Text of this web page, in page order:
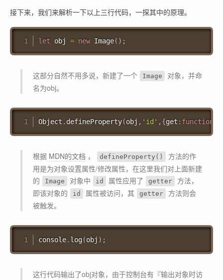
接下来，我们来解析一下以上三行代码，一探其中的原理。
let obj = new Image( ) ;
这部分自然不用多说，新建了一个 Image
对象，并命
名为obj。
Object . defineProperty(obj , 'id' , {get : function
根据 MDN的文档 ， defineProperty()
方法的作
用是为对象设置属性/修改属性，在这里我们对上面新建
的
Image 对象中 id 属性应用了 getter
方法，
即该对象的
id 属性被访问，其 getter
方法则会
被触发。
console. log (obj ) ;
这行代码输出了obj对象，由于控制台有『输出对象时访